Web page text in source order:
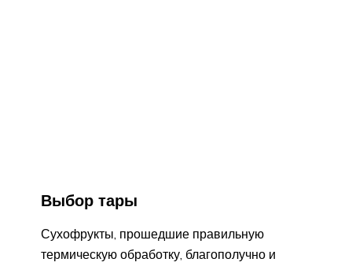
Выбор тары
Сухофрукты, прошедшие правильную
термическую обработку, благополучно и